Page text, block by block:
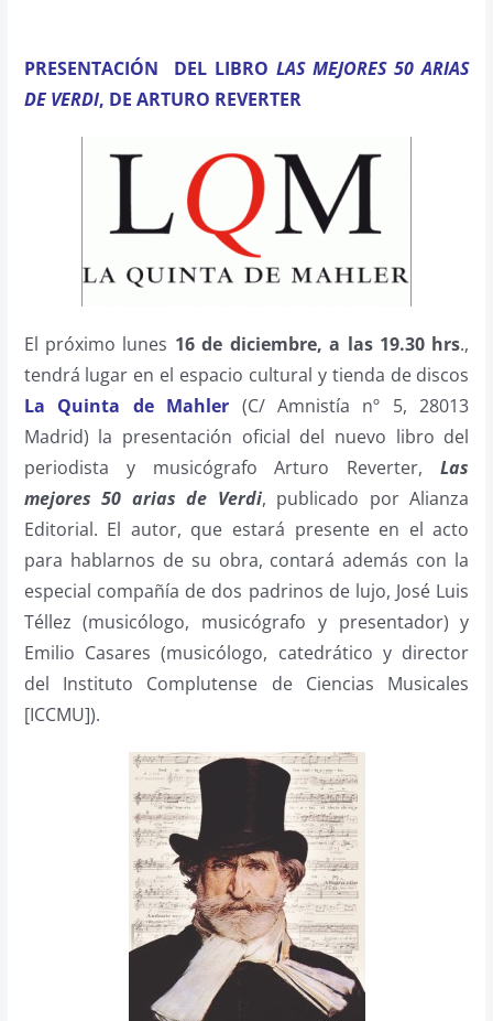
PRESENTACIÓN DEL LIBROLAS MEJORES 50 ARIAS
DE VERDI, DE ARTURO REVERTER
El próximo lunes 16 de diciembre, a las 19.30 hrs.,
tendrá lugar en el espacio cultural y tienda de discos
La Quinta de Mahler (C/ Amnistía nº 5, 28013
Madrid) la presentación oficial del nuevo libro del
periodista y musicógrafo Arturo Reverter,Las
mejores 50 arias de Verdi, publicado por Alianza
Editorial. El autor, que estará presente en el acto
para hablarnos de su obra, contará además con la
especial compañía de dos padrinos de lujo, José Luis
Téllez (musicólogo, musicógrafo y presentador) y
Emilio Casares (musicólogo, catedrático y director
del Instituto Complutense de Ciencias Musicales
[ICCMU]).